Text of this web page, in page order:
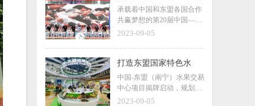
同比增长5.4%，占中国外贸
总值的15.3%。
约
承载着中国和东盟各国合作
共赢梦想的第20届中国—东
盟博览会、中国—东盟商务
在广西南宁市举行。中国和
东盟各国领导人将站在新起
点上共商合作大计，推动双
方合作迈上更高台阶。
2023-09-05
打造东盟国家特色水
果“南宁渠道”，广西水
果将远销海外！
中国-东盟（南宁）水果交易
中心项目揭牌启动，规划占
地面积约711亩，总投资预
2023-09-05